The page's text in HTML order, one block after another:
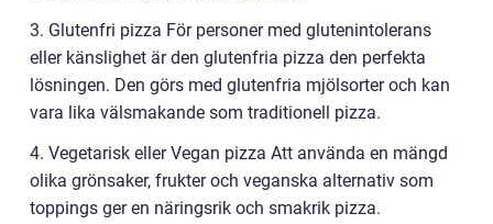
3. Glutenfri pizza För personer med glutenintolerans
eller känslighet är den glutenfria pizza den perfekta
lösningen. Den görs med glutenfria mjölsorter och kan
vara lika välsmakande som traditionell pizza.
4. Vegetarisk eller Vegan pizza Att använda en mängd
olika grönsaker, frukter och veganska alternativ som
toppings ger en näringsrik och smakrik pizza.